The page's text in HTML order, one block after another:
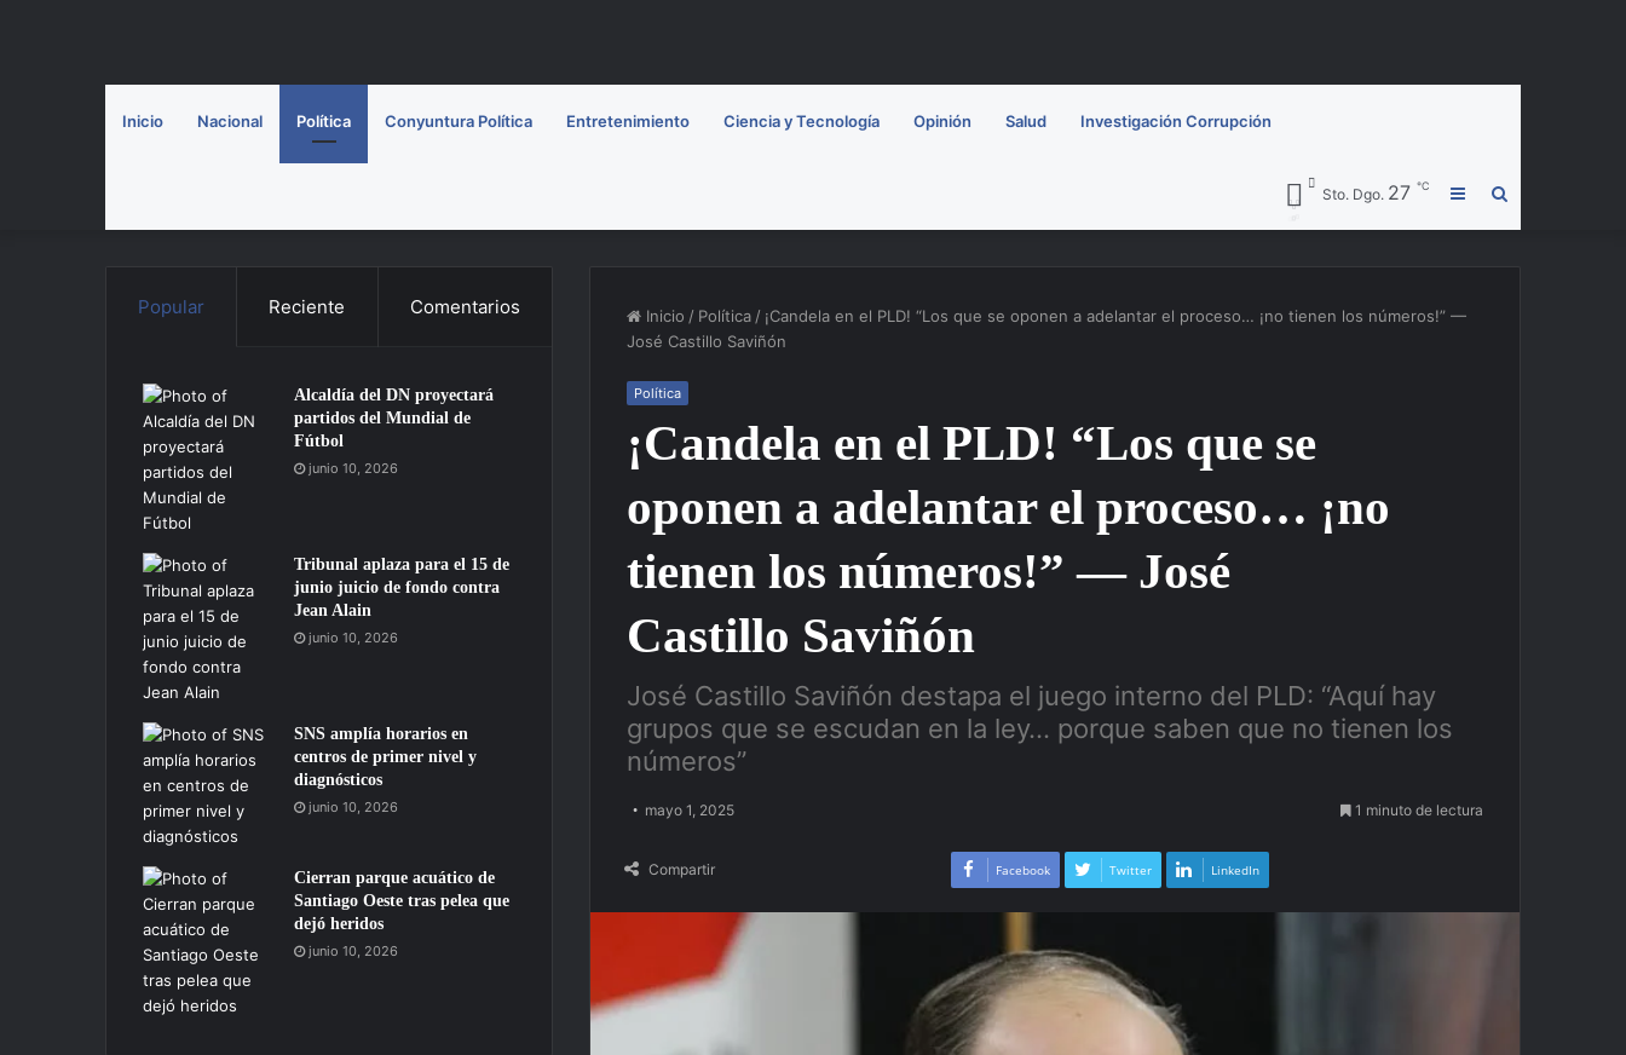
Inicio Nacional Política Conyuntura Política Entretenimiento Ciencia y Tecnología Opinión Salud Investigación Corrupción
Barra
Sto. Dgo. 27 ℃
Inicio / Política / ¡Candela en el PLD! “Los que se oponen a adelantar el proceso… ¡no tienen los números!” —
José Castillo Saviñón
Política
¡Candela en el PLD! “Los que se
oponen a adelantar el proceso… ¡no
tienen los números!” — José
Castillo Saviñón
José Castillo Saviñón destapa el juego interno del PLD: “Aquí hay
grupos que se escudan en la ley… porque saben que no tienen los
números”
mayo 1, 2025 1 minuto de lectura
Compartir Facebook Twitter LinkedIn
Popular Reciente Comentarios
Alcaldía del DN proyectará
partidos del Mundial de
Fútbol
junio 10, 2026
Tribunal aplaza para el 15 de
junio juicio de fondo contra
Jean Alain
junio 10, 2026
SNS amplía horarios en
centros de primer nivel y
diagnósticos
junio 10, 2026
Cierran parque acuático de
Santiago Oeste tras pelea que
dejó heridos
junio 10, 2026